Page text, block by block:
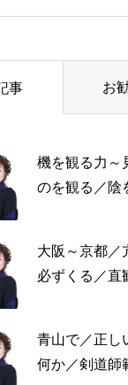
事 お
機を観る力～
のを観る／陰
月4日～2月8
の易経一日一
大阪～京都／
必ずくる／直
月3日の5日分
一言
青山で／正し
何か／剣道師